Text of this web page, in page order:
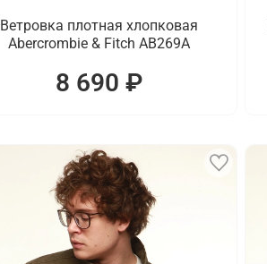
Ветровка плотная хлопковая
Abercrombie & Fitch AB269A
8 690 ₽